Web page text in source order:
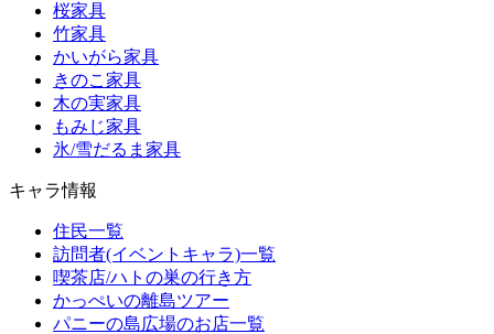
桜家具
竹家具
かいがら家具
きのこ家具
木の実家具
もみじ家具
氷/雪だるま家具
キャラ情報
住民一覧
訪問者(イベントキャラ)一覧
喫茶店/ハトの巣の行き方
かっぺいの離島ツアー
パニーの島広場のお店一覧